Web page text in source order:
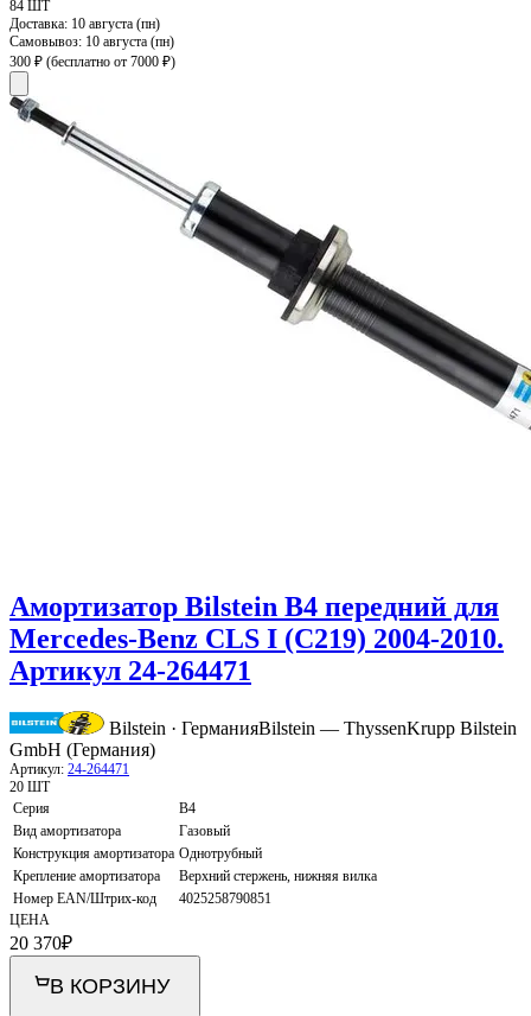
84 ШТ
Доставка: 10 августа (пн)
Самовывоз: 10 августа (пн)
300 ₽ (бесплатно от 7000 ₽)
Амортизатор Bilstein B4 передний для
Mercedes-Benz CLS I (C219) 2004-2010.
Артикул 24-264471
Bilstein · ГерманияBilstein — ThyssenKrupp Bilstein
GmbH (Германия)
Артикул: 24-264471
20 ШТ
Серия
B4
Вид амортизатора
Газовый
Конструкция амортизатора Однотрубный
Крепление амортизатора
Верхний стержень, нижняя вилка
Номер EAN/Штрих-код
4025258790851
ЦЕНА
20 370₽
В КОРЗИНУ